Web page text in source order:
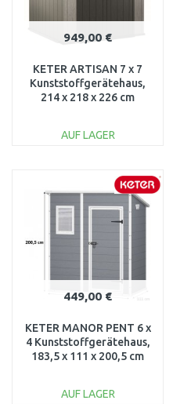
949,00 €
KETER ARTISAN 7 x 7
Kunststoffgerätehaus,
214 x 218 x 226 cm
AUF LAGER
WARENKORB
449,00 €
KETER MANOR PENT 6 x
4 Kunststoffgerätehaus,
183,5 x 111 x 200,5 cm
AUF LAGER